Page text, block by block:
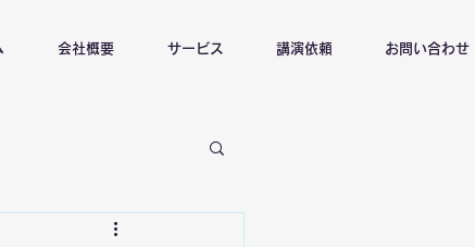
会社概要 サービス 講演依頼 お問い合わせ